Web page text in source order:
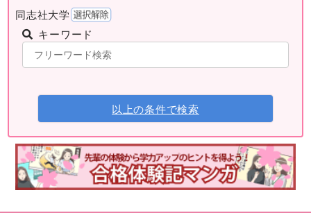
同志社大学
キーワード
以上の条件で検索